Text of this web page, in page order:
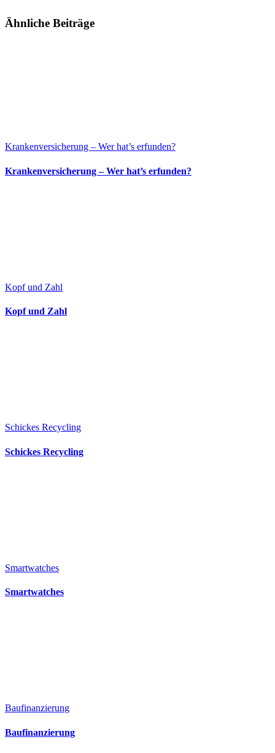
Ähnliche Beiträge
Krankenversicherung – Wer hat’s erfunden?
Krankenversicherung – Wer hat’s erfunden?
Kopf und Zahl
Kopf und Zahl
Schickes Recycling
Schickes Recycling
Smartwatches
Smartwatches
Baufinanzierung
Baufinanzierung